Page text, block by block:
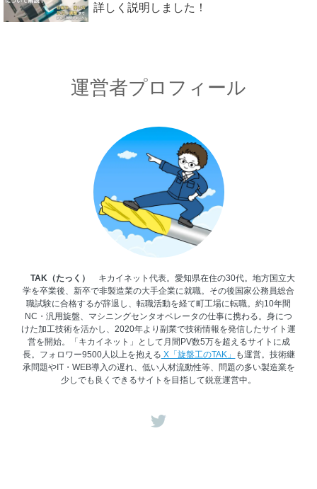
詳しく説明しました！
運営者プロフィール
TAK（たっく）
キカイネット代表。愛知県在住の30代。地方国立大
学を卒業後、新卒で非製造業の大手企業に就職。その後国家公務員総合
職試験に合格するが辞退し、転職活動を経て町工場に転職。約10年間
NC・汎用旋盤、マシニングセンタオペレータの仕事に携わる。身につ
けた加工技術を活かし、2020年より副業で技術情報を発信したサイト運
営を開始。「キカイネット」として月間PV数5万を超えるサイトに成
長。フォロワー9500人以上を抱える X「旋盤工のTAK」
も運営。技術継
承問題やIT・WEB導入の遅れ、低い人材流動性等、問題の多い製造業を
少しでも良くできるサイトを目指して鋭意運営中。